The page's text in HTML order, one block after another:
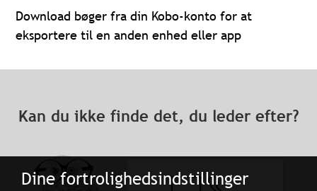
Dine fortrolighedsindstillinger
Download bøger fra din Kobo-konto for at
eksportere til en anden enhed eller app
Kan du ikke finde det, du leder efter?